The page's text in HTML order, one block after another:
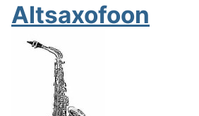
Altsaxofoon